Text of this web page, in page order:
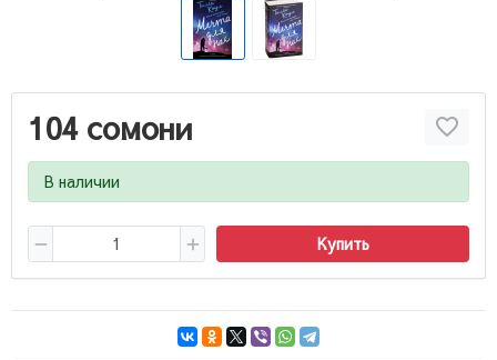
104 сомони
В наличии
Купить